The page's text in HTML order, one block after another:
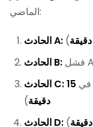
الماضي:
الحادث A: )
الحادث B:
الحادث C:
في 15
دقيقة)
الحادث D: )